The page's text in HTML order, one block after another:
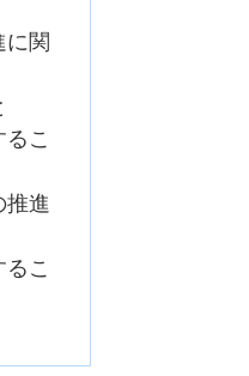
に関
こ
推進
こ